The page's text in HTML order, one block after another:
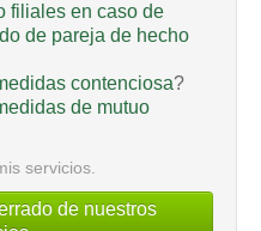
filiales en caso de
de pareja de hecho
contenciosa?
de mutuo
servicios.
de nuestros